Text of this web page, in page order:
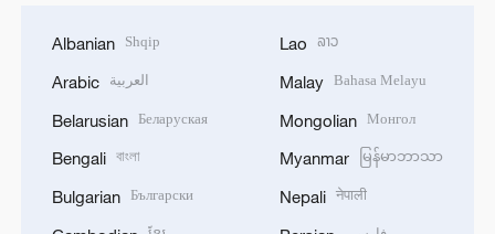
Albanian Shqip
Arabic العربية
Belarusian Беларуская
Bengali বাংলা
Bulgarian Български
Lao ລາວ
Malay Bahasa Melayu
Mongolian Монгол
Myanmar မြန်မာဘာသာ
Nepali नेपाली